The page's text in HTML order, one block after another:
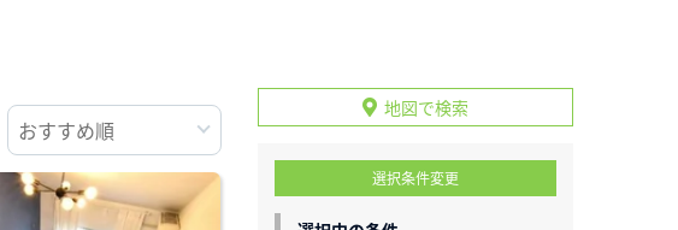
地図で検索
選択条件変更